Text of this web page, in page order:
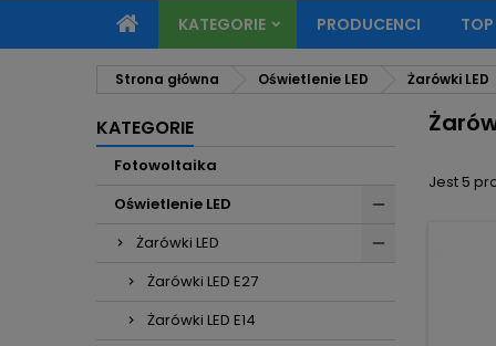
KATEGORIE PRODUCENCI
Strona główna Oświetlenie LED Żarówki LED
KATEGORIE
Fotowoltaika
Oświetlenie LED
Żarówki LED
Żarówki LED E27
Żarówki LED E14
Jest 5